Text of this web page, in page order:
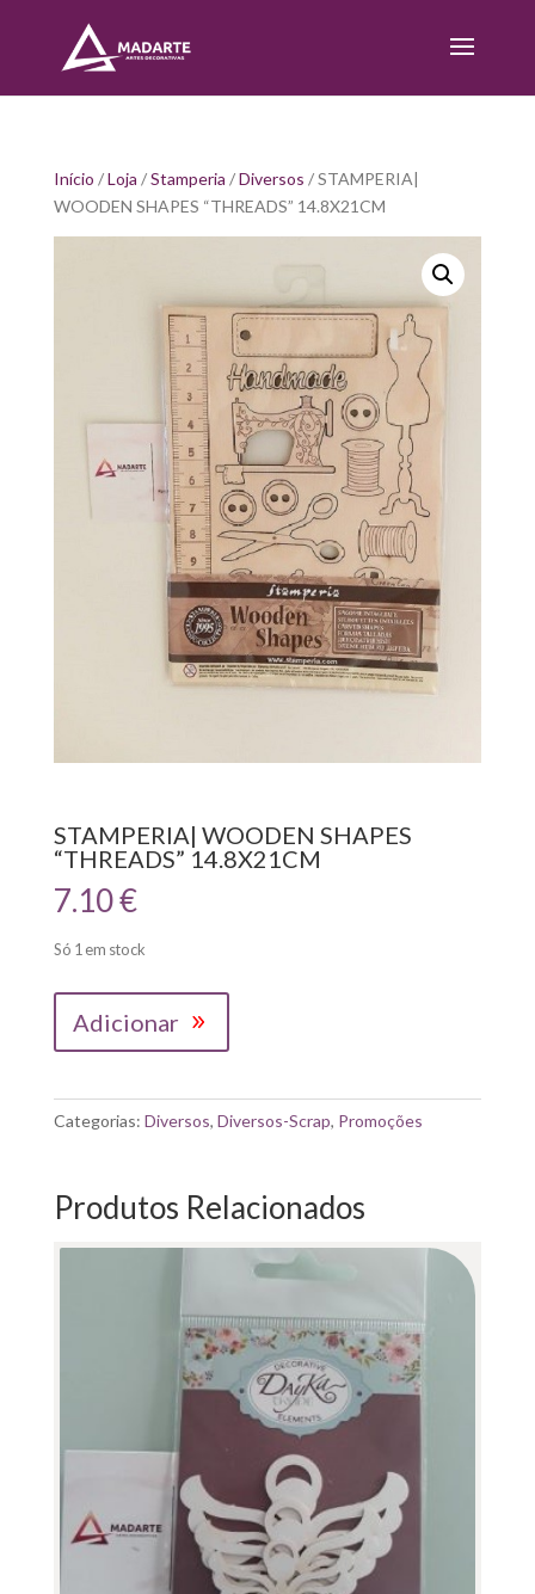
Início /Loja /Stamperia /Diversos / STAMPERIA|
WOODEN SHAPES “THREADS” 14.8X21CM
STAMPERIA| WOODEN SHAPES
“THREADS” 14.8X21CM
7.10€
Só 1 em stock
SHAPES
Adicionar
Categorias: Diversos, Diversos-Scrap, Promoções
Produtos Relacionados